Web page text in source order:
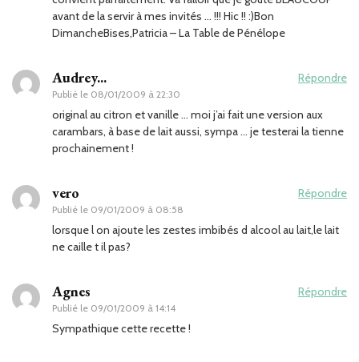
avant de la servir à mes invités … !!! Hic !! :)Bon
DimancheBises,Patricia – La Table de Pénélope
Audrey...
Publié le 08/01/2009 à 22:30
Répondre
original au citron et vanille … moi j’ai fait une version aux
carambars, à base de lait aussi, sympa … je testerai la tienne
prochainement !
vero
Publié le 09/01/2009 à 08:58
Répondre
lorsque l on ajoute les zestes imbibés d alcool au lait,le lait
ne caille t il pas?
Agnes
Publié le 09/01/2009 à 14:14
Répondre
Sympathique cette recette !